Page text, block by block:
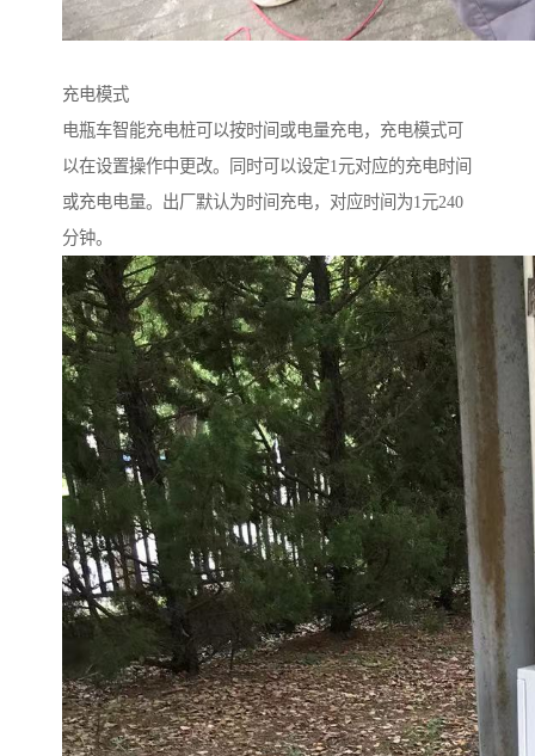
充电模式
电瓶车智能充电桩可以按时间或电量充电，充电模式可
以在设置操作中更改。同时可以设定1元对应的充电时间
或充电电量。出厂默认为时间充电，对应时间为1元240
分钟。